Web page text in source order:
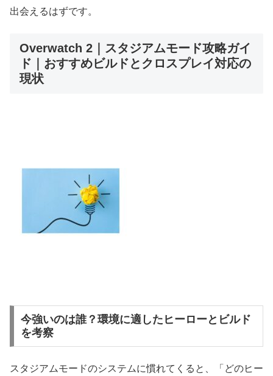
出会えるはずです。
Overwatch 2｜スタジアムモード攻略ガイ
ド｜おすすめビルドとクロスプレイ対応の
現状
今強いのは誰？環境に適したヒーローとビルド
を考察
スタジアムモードのシステムに慣れてくると、「どのヒー